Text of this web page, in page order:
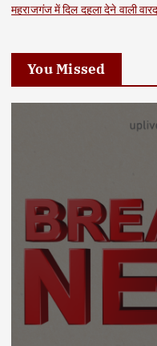
महराजगंज में दिल दहला देने वाली
You Missed